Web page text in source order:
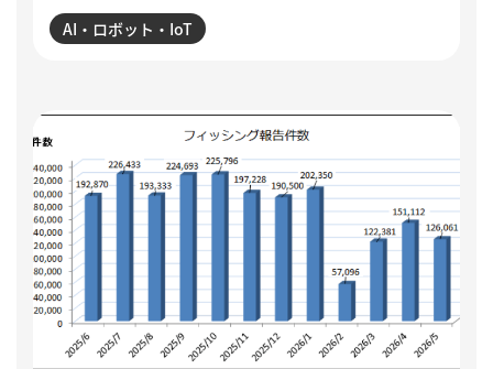
という声も聞かれます。各社のAIエージェント機能を紹
介するとともに、導入がうまくいかない5つの理由を整
ます。
AI・ロボット・IoT